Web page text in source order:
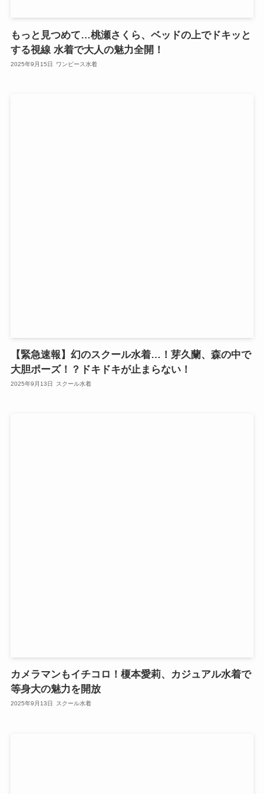
もっと見つめて…桃瀬さくら、ベッドの上でドキッと
する視線 水着で大人の魅力全開！
2025年9月15日 ワンピース水着
【緊急速報】幻のスクール水着…！芽久蘭、森の中で
大胆ポーズ！？ドキドキが止まらない！
2025年9月13日 スクール水着
カメラマンもイチコロ！榎本愛莉、カジュアル水着で
等身大の魅力を開放
2025年9月13日 スクール水着